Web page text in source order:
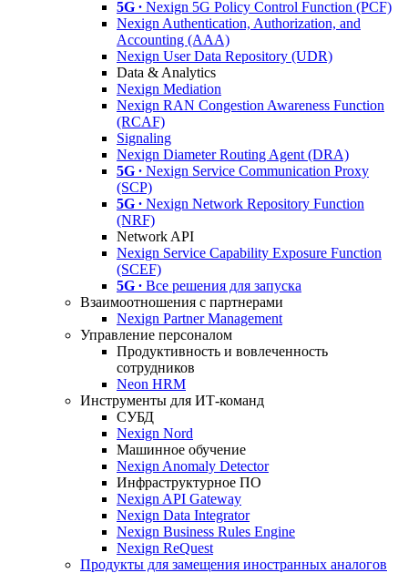
5G ∙ Nexign 5G Policy Control Function (PCF)
Nexign Authentication, Authorization, and
Accounting (AAA)
Nexign User Data Repository (UDR)
Data & Analytics
Nexign Mediation
Nexign RAN Congestion Awareness Function
(RCAF)
Signaling
Nexign Diameter Routing Agent (DRA)
5G ∙ Nexign Service Communication Proxy
(SCP)
5G ∙ Nexign Network Repository Function
(NRF)
Network API
Nexign Service Capability Exposure Function
(SCEF)
5G ∙ Все решения для запуска
Взаимоотношения с партнерами
Nexign Partner Management
Управление персоналом
Продуктивность и вовлеченность
сотрудников
Neon HRM
Инструменты для ИТ-команд
СУБД
Nexign Nord
Машинное обучение
Nexign Anomaly Detector
Инфраструктурное ПО
Nexign API Gateway
Nexign Data Integrator
Nexign Business Rules Engine
Nexign ReQuest
Продукты для замещения иностранных аналогов